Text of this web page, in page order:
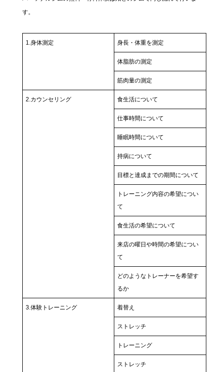
す。
1.身体測定 身長・体重を測定
体脂肪の測定
筋肉量の測定
2.カウンセリング 食生活について
仕事時間について
睡眠時間について
持病について
目標と達成までの期間について
トレーニング内容の希望につい
て
食生活の希望について
来店の曜日や時間の希望につい
て
どのようなトレーナーを希望す
るか
3.体験トレーニング 着替え
ストレッチ
トレーニング
ストレッチ